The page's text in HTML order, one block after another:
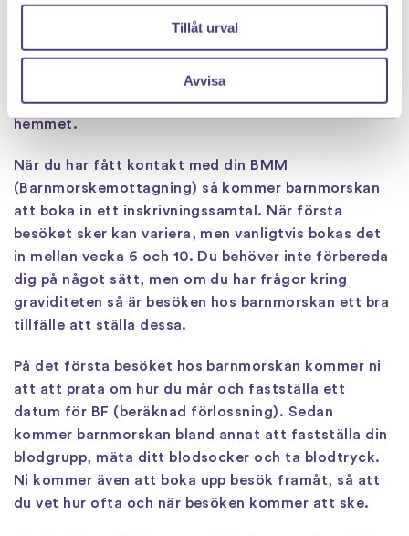
Tillåt urval
Avvisa
vill gå till och berätta att du är gravid. Alla
barnmorskemottagningar erbjuder snarlika
basprogram enligt regionen du bor i och du kan välja
att skriva dig var du vill. Många brukar välja en
barnmorskemottagning som ligger nära jobbet eller
hemmet.
När du har fått kontakt med din BMM
(Barnmorskemottagning) så kommer barnmorskan
att boka in ett inskrivningssamtal. När första
besöket sker kan variera, men vanligtvis bokas det
in mellan vecka 6 och 10. Du behöver inte förbereda
dig på något sätt, men om du har frågor kring
graviditeten så är besöken hos barnmorskan ett bra
tillfälle att ställa dessa.
På det första besöket hos barnmorskan kommer ni
att att prata om hur du mår och fastställa ett
datum för BF (beräknad förlossning). Sedan
kommer barnmorskan bland annat att fastställa din
blodgrupp, mäta ditt blodsocker och ta blodtryck.
Ni kommer även att boka upp besök framåt, så att
du vet hur ofta och när besöken kommer att ske.